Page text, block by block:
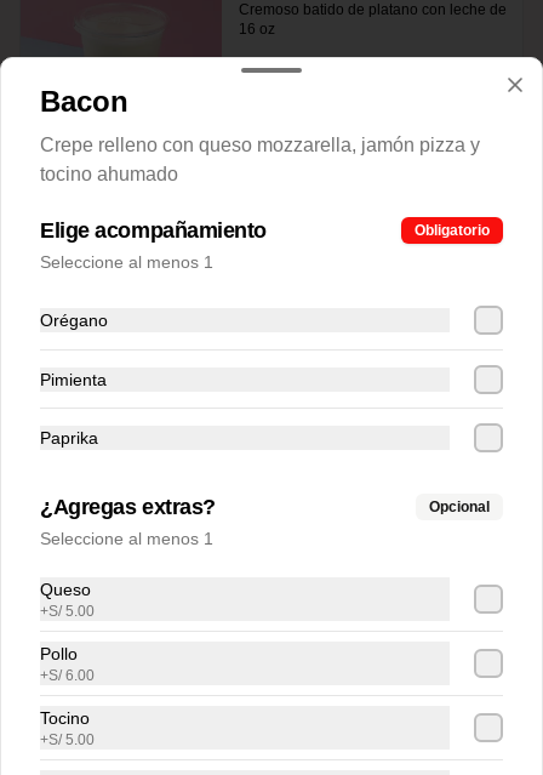
Cremoso batido de platano con leche de
16 oz
Conócenos
Contacto
Términos y condiciones
Política de privacidad
Redes sociales
Instagram
Facebook
Bacon
Crepe relleno con queso mozzarella, jamón pizza y
tocino ahumado
Elige acompañamiento Obligatorio
Seleccione al menos 1
Orégano
Pimienta
Paprika
¿Agregas extras? Opcional
Seleccione al menos 1
Queso
+S/ 5.00
Pollo
+S/ 6.00
Tocino
+S/ 5.00